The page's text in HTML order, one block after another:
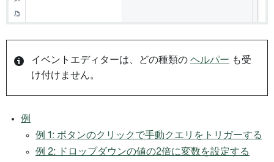
イベントエディターは、どの種類の ヘルパー も受
け付けません。
例
例 1: ボタンのクリックで手動クエリをトリガーする
例 2: ドロップダウンの値の2倍に変数を設定する